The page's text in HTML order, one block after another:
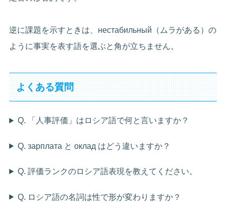
逆に課題を示すときは、нестабильный（ムラがある）の
ように事実を表す語を選ぶと角が立ちません。
よくある質問
Q. 「人事評価」はロシア語で何と言いますか？
Q. зарплата と оклад はどう違いますか？
Q. 評価ランクのロシア語表現を教えてください。
Q. ロシア語の名詞は性で形が変わりますか？